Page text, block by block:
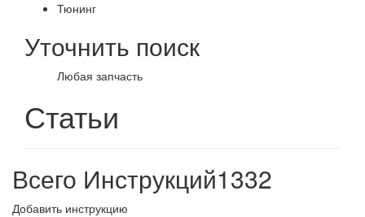
Тюнинг
Уточнить поиск
Любая запчасть
Статьи
Всего Инструкций1332
Добавить инструкцию